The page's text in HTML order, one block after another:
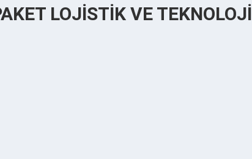
LOJİSTİK VE TEKNOLOJİ